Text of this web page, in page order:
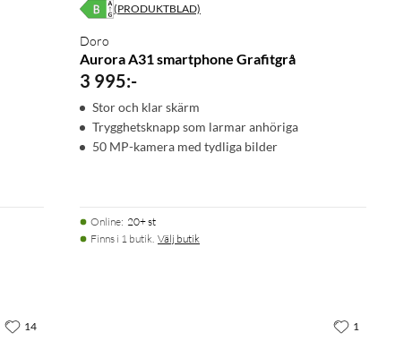
(PRODUKTBLAD)
Doro
Aurora A31 smartphone Grafitgrå
3 995:-
Stor och klar skärm
Trygghetsknapp som larmar anhöriga
50 MP-kamera med tydliga bilder
Online: 20+ st
Finns i 1 butik. Välj butik
14 1